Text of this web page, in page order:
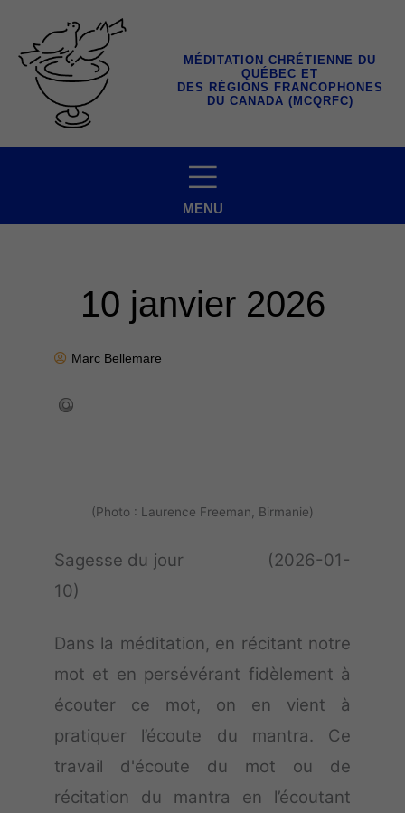
contenu
MÉDITATION CHRÉTIENNE DU
QUÉBEC ET
DES RÉGIONS FRANCOPHONES
DU CANADA (MCQRFC)
MENU
10 janvier 2026
Marc Bellemare
(Photo : Laurence Freeman, Birmanie)
Sagesse du jour (2026-01-
10)
Dans la méditation, en récitant notre
mot et en persévérant fidèlement à
écouter ce mot, on en vient à
pratiquer l’écoute du mantra. Ce
travail d'écoute du mot ou de
récitation du mantra en l’écoutant